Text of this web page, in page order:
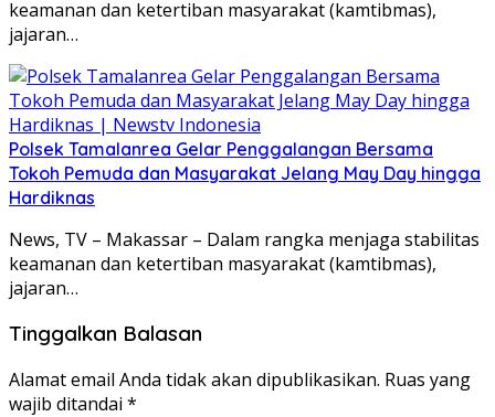
keamanan dan ketertiban masyarakat (kamtibmas),
jajaran…
Polsek Tamalanrea Gelar Penggalangan Bersama
Tokoh Pemuda dan Masyarakat Jelang May Day hingga
Hardiknas
News, TV – Makassar – Dalam rangka menjaga stabilitas
keamanan dan ketertiban masyarakat (kamtibmas),
jajaran…
Tinggalkan Balasan
Alamat email Anda tidak akan dipublikasikan. Ruas yang
wajib ditandai *